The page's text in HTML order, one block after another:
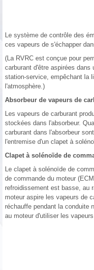
Le système de contrôle des
ces vapeurs de s'échapper
(La RVRC est conçue pour
carburant d'être aspirées dans
station-service, empêchant la
l'atmosphère.)
Absorbeur de vapeurs de
Les vapeurs de carburant
stockées dans l'absorbeur.
carburant dans l'absorbeur
l'entremise d'un clapet à
Clapet à solénoïde de
Le clapet à solénoïde de
de commande du moteur
refroidissement est basse, au
moteur aspire les vapeurs de
réchauffe pendant la conduite
au moteur d'utiliser les